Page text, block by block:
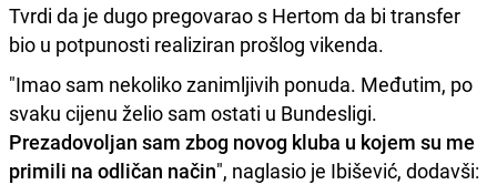
Tvrdi da je dugo pregovarao s Hertom da bi transfer
bio u potpunosti realiziran prošlog vikenda.
"Imao sam nekoliko zanimljivih ponuda. Međutim, po
svaku cijenu želio sam ostati u Bundesligi.
Prezadovoljan sam zbog novog kluba u kojem su me
primili na odličan način", naglasio je Ibišević, dodavši: